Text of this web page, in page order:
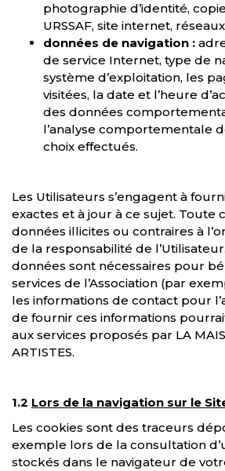
photographie d’identité,
URSSAF, site internet,
données de navigation :
de service Internet, type de
système d’exploitation, les
visitées, la date et l’heure
des données
l’analyse comportementale
choix effectués.
Les Utilisateurs s’engagent à
exactes et à jour à ce sujet. Toute
données illicites ou contraires à
de la responsabilité de
données sont nécessaires pour
services de l’Association (par
les informations de contact pour
de fournir ces informations
aux services proposés par LA
ARTISTES.
1.2 Lors de la navigation sur le
Les cookies sont des traceurs
exemple lors de la consultation
stockés dans le navigateur de